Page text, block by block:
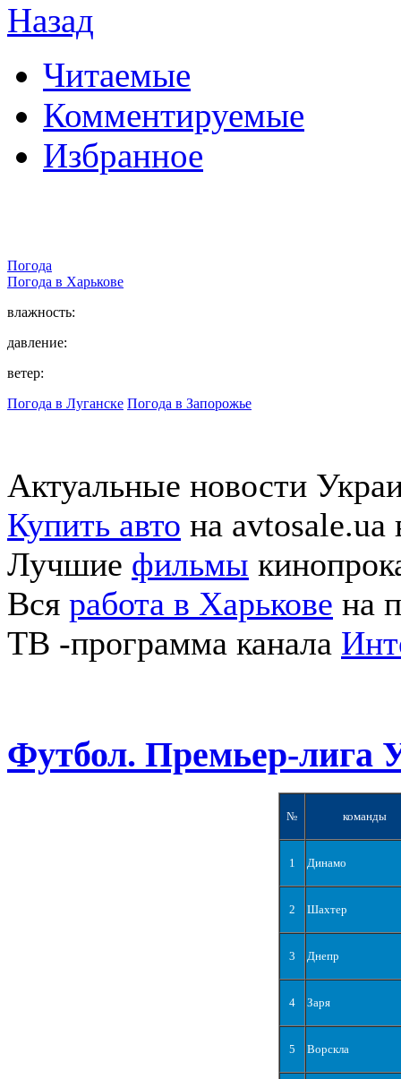
Назад
Читаемые
Комментируемые
Избранное
Погода
Погода в Харькове
влажность:
давление:
ветер:
Погода в Луганске Погода в Запорожье
Актуальные новости
Купить авто на avtosale.ua
Лучшие фильмы
Вся работа в Харькове на
ТВ -программа канала
Футбол. Премьер-лига
№ команды
1 Динамо
2 Шахтер
3 Днепр
4 Заря
5 Ворскла